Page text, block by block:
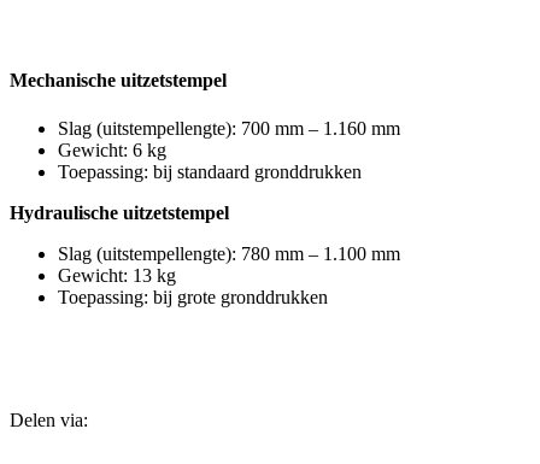
Mechanische uitzetstempel
Slag (uitstempellengte): 700 mm – 1.160 mm
Gewicht: 6 kg
Toepassing: bij standaard gronddrukken
Hydraulische uitzetstempel
Slag (uitstempellengte): 780 mm – 1.100 mm
Gewicht: 13 kg
Toepassing: bij grote gronddrukken
Delen via: